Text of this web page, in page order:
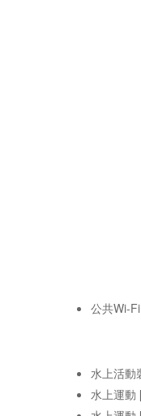
公共Wi-Fi
水上活動
水上運動